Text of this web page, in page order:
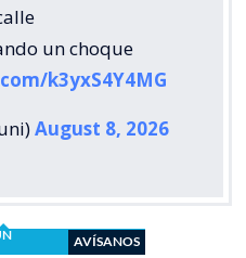
un choque
k3yxS4Y4MG
August 8, 2026
AVÍSANOS